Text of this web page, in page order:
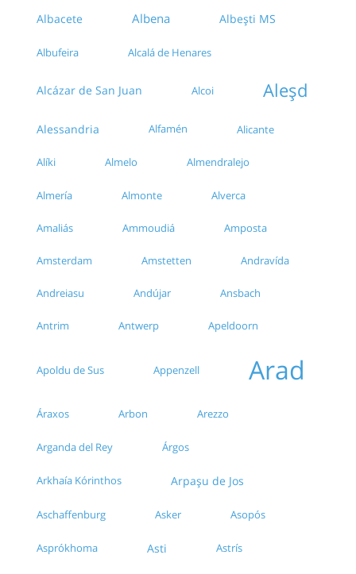
Capela Militara "Sf. Prooroc Ilie"
Statie Atlassib
Albacete Albena Albești MS
Albufeira Alcalá de Henares
Alcázar de San Juan Alcoi Aleșd
Alessandria Alfamén Alicante
Alíki Almelo Almendralejo
Almería Almonte Alverca
Amaliás Ammoudiá Amposta
Amsterdam Amstetten Andravída
Andreiasu Andújar Ansbach
Antrim Antwerp Apeldoorn
Apoldu de Sus Appenzell Arad
Áraxos Arbon Arezzo
Arganda del Rey Árgos
Arkhaía Kórinthos Arpașu de Jos
Aschaffenburg Asker Asopós
Asprókhoma Asti Astrís